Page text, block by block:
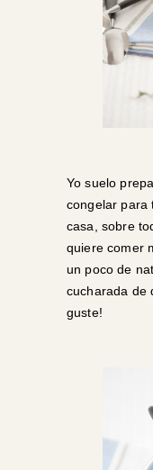
Yo suelo
congelar para
casa, sobre
quiere comer
un poco de
cucharada de
guste!